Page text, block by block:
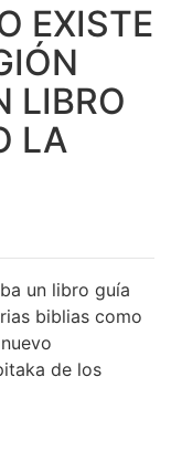
EXISTE
LIBRO
LA
un libro guía
biblias como
de los